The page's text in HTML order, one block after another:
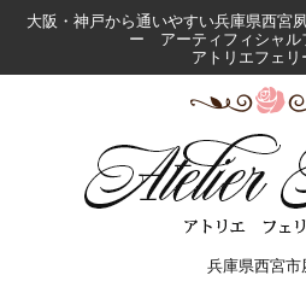
大阪・神戸から通いやすい兵庫県西宮
ー アーティフィシャ
アトリエフェリ
兵庫県西宮市